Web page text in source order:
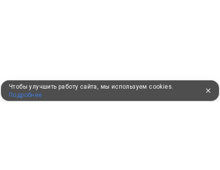
Чтобы улучшить работу сайта, мы используем cookies.
Подробнее